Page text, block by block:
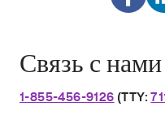
Связь с нами
1-855-456-9126 (TTY: